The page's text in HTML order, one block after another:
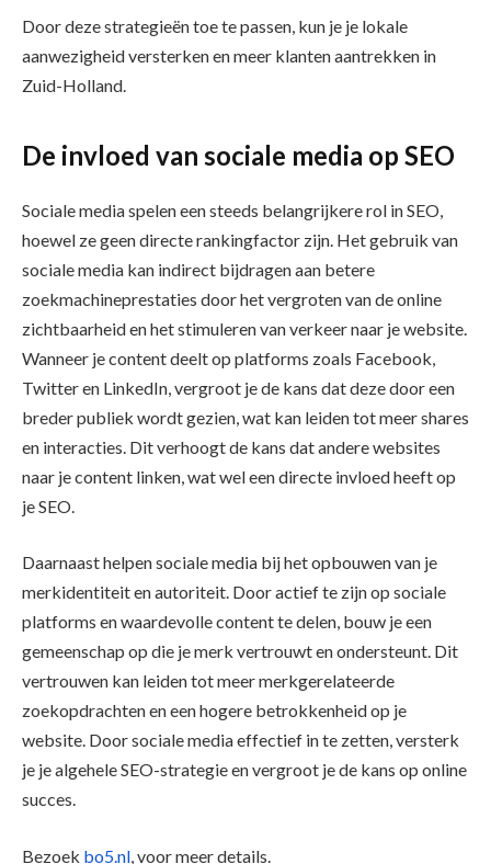
Door deze strategieën toe te passen, kun je je lokale
aanwezigheid versterken en meer klanten aantrekken in
Zuid-Holland.
De invloed van sociale media op SEO
Sociale media spelen een steeds belangrijkere rol in SEO,
hoewel ze geen directe rankingfactor zijn. Het gebruik van
sociale media kan indirect bijdragen aan betere
zoekmachineprestaties door het vergroten van de online
zichtbaarheid en het stimuleren van verkeer naar je website.
Wanneer je content deelt op platforms zoals Facebook,
Twitter en LinkedIn, vergroot je de kans dat deze door een
breder publiek wordt gezien, wat kan leiden tot meer shares
en interacties. Dit verhoogt de kans dat andere websites
naar je content linken, wat wel een directe invloed heeft op
je SEO.
Daarnaast helpen sociale media bij het opbouwen van je
merkidentiteit en autoriteit. Door actief te zijn op sociale
platforms en waardevolle content te delen, bouw je een
gemeenschap op die je merk vertrouwt en ondersteunt. Dit
vertrouwen kan leiden tot meer merkgerelateerde
zoekopdrachten en een hogere betrokkenheid op je
website. Door sociale media effectief in te zetten, versterk
je je algehele SEO-strategie en vergroot je de kans op online
succes.
Bezoek bo5.nl, voor meer details.